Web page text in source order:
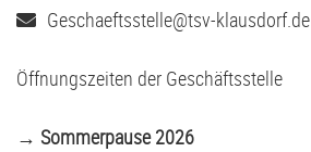
Geschaeftsstelle@tsv-klausdorf.de
Öffnungszeiten der Geschäftsstelle
→ Sommerpause 2026